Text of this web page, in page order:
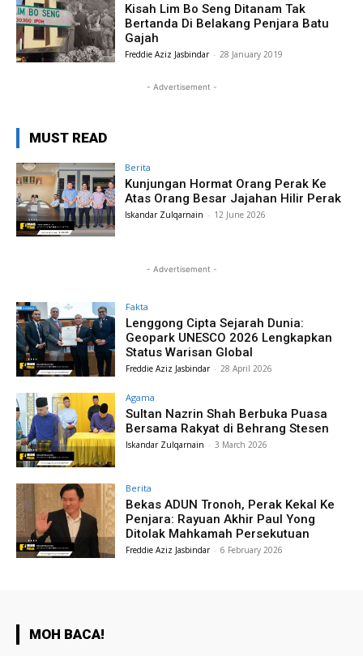
Kisah Lim Bo Seng Ditanam Tak
Bertanda Di Belakang Penjara Batu
Gajah
Freddie Aziz Jasbindar - 28 January 2019
- Advertisement -
MUST READ
Berita
Kunjungan Hormat Orang Perak Ke
Atas Orang Besar Jajahan Hilir Perak
Iskandar Zulqarnain - 12 June 2026
- Advertisement -
Fakta
Lenggong Cipta Sejarah Dunia:
Geopark UNESCO 2026 Lengkapkan
Status Warisan Global
Freddie Aziz Jasbindar - 28 April 2026
Agama
Sultan Nazrin Shah Berbuka Puasa
Bersama Rakyat di Behrang Stesen
Iskandar Zulqarnain - 3 March 2026
Berita
Bekas ADUN Tronoh, Perak Kekal Ke
Penjara: Rayuan Akhir Paul Yong
Ditolak Mahkamah Persekutuan
Freddie Aziz Jasbindar - 6 February 2026
MOH BACA!